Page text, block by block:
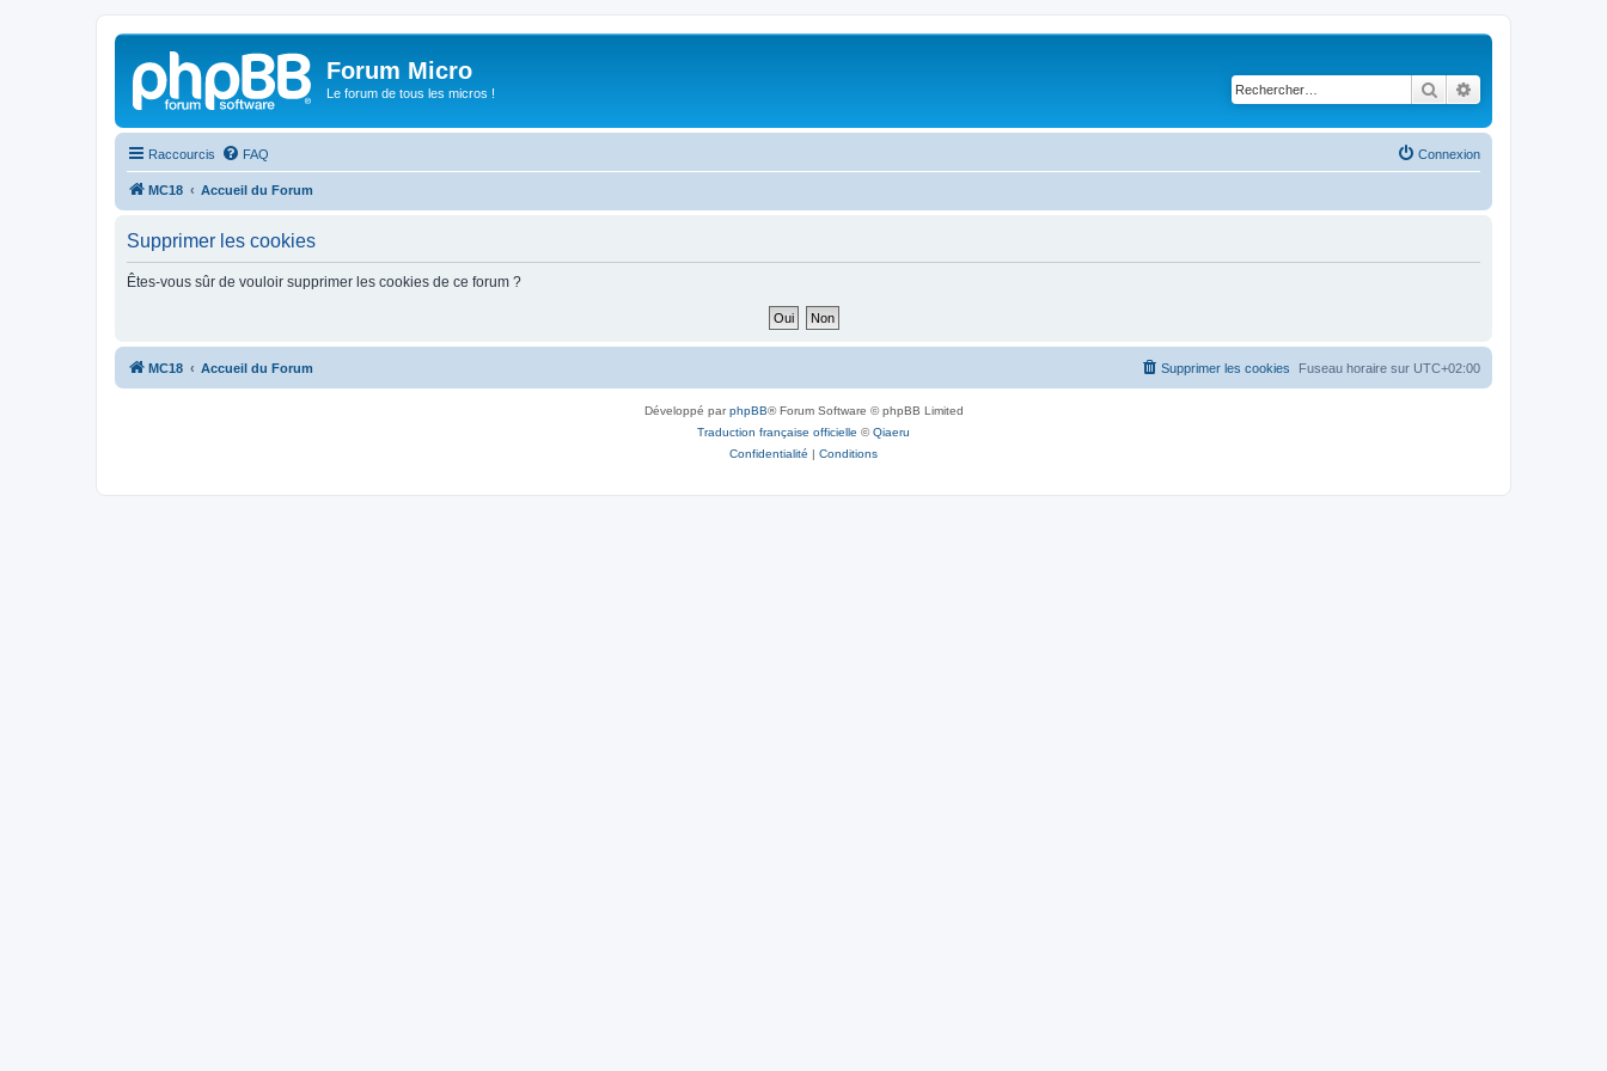
Forum Micro
Le forum de tous les micros ! Rechercher
Raccourcis FAQ Connexion
MC18 Accueil du Forum
Supprimer les cookies
Êtes-vous sûr de vouloir supprimer les cookies de ce forum ?
MC18 Accueil du Forum Fuseau horaire sur UTC+02:00
Supprimer les cookies
Développé parphpBB® Forum Software © phpBB Limited
Traduction française officielle ©Qiaeru
Confidentialité | Conditions